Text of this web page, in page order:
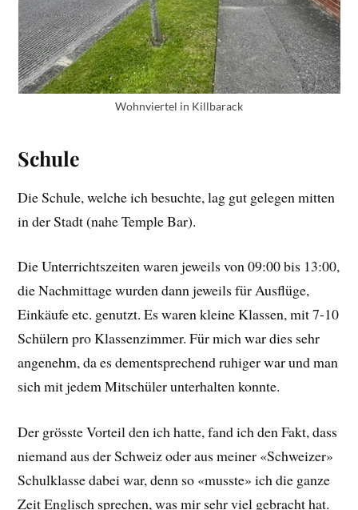
Wohnviertel in Killbarack
Schule
Die Schule, welche ich besuchte, lag gut gelegen mitten
in der Stadt (nahe Temple Bar).
Die Unterrichtszeiten waren jeweils von 09:00 bis 13:00,
die Nachmittage wurden dann jeweils für Ausflüge,
Einkäufe etc. genutzt. Es waren kleine Klassen, mit 7-10
Schülern pro Klassenzimmer. Für mich war dies sehr
angenehm, da es dementsprechend ruhiger war und man
sich mit jedem Mitschüler unterhalten konnte.
Der grösste Vorteil den ich hatte, fand ich den Fakt, dass
niemand aus der Schweiz oder aus meiner «Schweizer»
Schulklasse dabei war, denn so «musste» ich die ganze
Zeit Englisch sprechen, was mir sehr viel gebracht hat.